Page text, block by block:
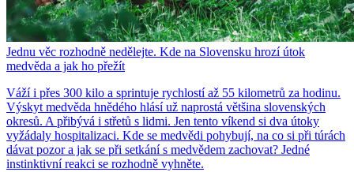
Jednu věc rozhodně nedělejte. Kde na Slovensku hrozí útok
medvěda a jak ho přežít
Váží i přes 300 kilo a sprintuje rychlostí až 55 kilometrů za hodinu.
Výskyt medvěda hnědého hlásí už naprostá většina slovenských
okresů. A přibývá i střetů s lidmi. Jen tento víkend si dva útoky
vyžádaly hospitalizaci. Kde se medvědi pohybují, na co si při túrách
dávat pozor a jak se při setkání s medvědem zachovat? Jedné
instinktivní reakci se rozhodně vyhněte.